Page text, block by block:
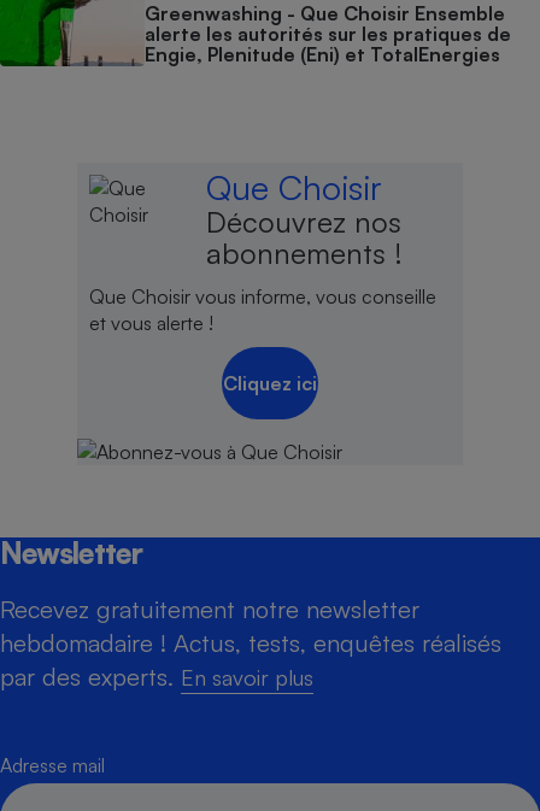
Greenwashing - Que Choisir Ensemble
alerte les autorités sur les pratiques de
Engie, Plenitude (Eni) et TotalEnergies
Que Choisir
Découvrez nos
abonnements !
Que Choisir vous informe, vous conseille
et vous alerte !
Cliquez ici
Newsletter
Recevez gratuitement notre newsletter
hebdomadaire ! Actus, tests, enquêtes réalisés
par des experts. En savoir plus
Adresse mail